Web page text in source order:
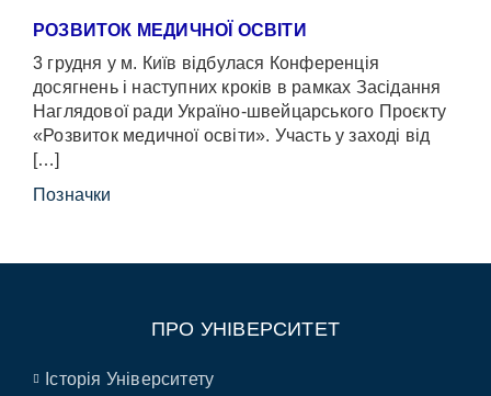
РОЗВИТОК МЕДИЧНОЇ ОСВІТИ
3 грудня у м. Київ відбулася Конференція
досягнень і наступних кроків в рамках Засідання
Наглядової ради Україно-швейцарського Проєкту
«Розвиток медичної освіти». Участь у заході від
[…]
Позначки
ПРО УНІВЕРСИТЕТ
Історія Університету